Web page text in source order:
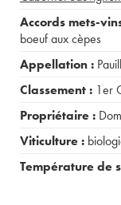
Accords mets-
boeuf aux cèpes
Appellation :
Classement : 1er
Propriétaire :
Viticulture :
Température de